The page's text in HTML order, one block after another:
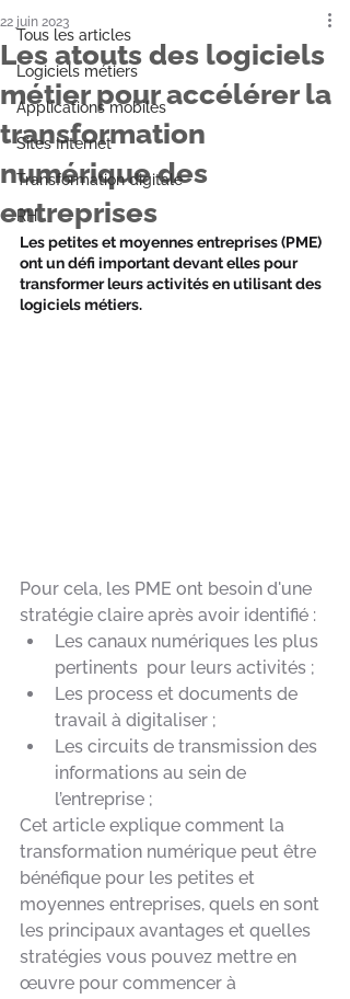
Tous les articles
Logiciels métiers
Applications mobiles
Sites Internet
Transformation digitale
RH
Les atouts des logiciels
métier pour accélérer la
transformation
numérique des
entreprises
22 juin 2023
‍Les petites et moyennes entreprises (PME)
ont un défi important devant elles pour
transformer leurs activités en utilisant des
logiciels métiers.
Pour cela, les PME ont besoin d'une
stratégie claire après avoir identifié :
Les canaux numériques les plus
pertinents  pour leurs activités ;
Les process et documents de
travail à digitaliser ;
Les circuits de transmission des
informations au sein de
l’entreprise ;
Cet article explique comment la
transformation numérique peut être
bénéfique pour les petites et
moyennes entreprises, quels en sont
les principaux avantages et quelles
stratégies vous pouvez mettre en
œuvre pour commencer à